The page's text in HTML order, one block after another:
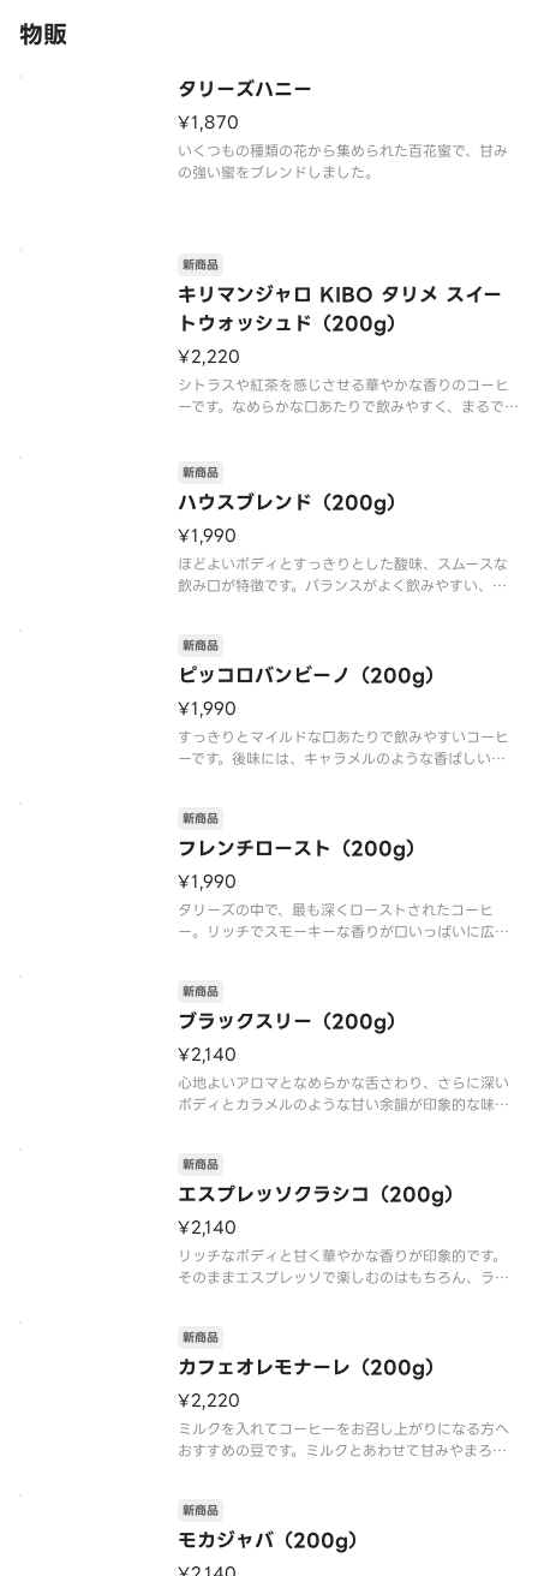
物販
タリーズハニー
¥1,870
いくつもの種類の花から集められた百花蜜で、甘み
の強い蜜をブレンドしました。
キリマンジャロ KIBO タリメ スイー
トウォッシュド（200g）
新商品
¥2,220
シトラスや紅茶を感じさせる華やかな香りのコーヒ
ーです。なめらかな口あたりで飲みやすく、まるで
※ビーンズポイントの付与、ポイントカードの新規
発行はされません。
ハウスブレンド（200g）
新商品
¥1,990
ほどよいボディとすっきりとした酸味、スムースな
飲み口が特徴です。バランスがよく飲みやすい、タ
※ビーンズポイントの付与、ポイントカードの新規
発行はされません。
ピッコロバンビーノ（200g）
新商品
¥1,990
すっきりとマイルドな口あたりで飲みやすいコーヒ
ーです。後味には、キャラメルのような香ばしい風
※ビーンズポイントの付与、ポイントカードの新規
発行はされません。
フレンチロースト（200g）
新商品
¥1,990
タリーズの中で、最も深くローストされたコーヒ
ー。リッチでスモーキーな香りが口いっぱいに広が
※ビーンズポイントの付与、ポイントカードの新規
発行はされません。
ブラックスリー（200g）
新商品
¥2,140
心地よいアロマとなめらかな舌さわり、さらに深い
ボディとカラメルのような甘い余韻が印象的な味わ
※ビーンズポイントの付与、ポイントカードの新規
発行はされません。
エスプレッソクラシコ（200g）
新商品
¥2,140
リッチなボディと甘く華やかな香りが印象的です。
そのままエスプレッソで楽しむのはもちろん、ラテ
※ビーンズポイントの付与、ポイントカードの新規
カフェオレモナーレ（200g）
新商品
¥2,220
ミルクを入れてコーヒーをお召し上がりになる方へ
おすすめの豆です。ミルクとあわせて甘みやまろや
※ビーンズポイントの付与、ポイントカードの新規
モカジャバ（200g）
新商品